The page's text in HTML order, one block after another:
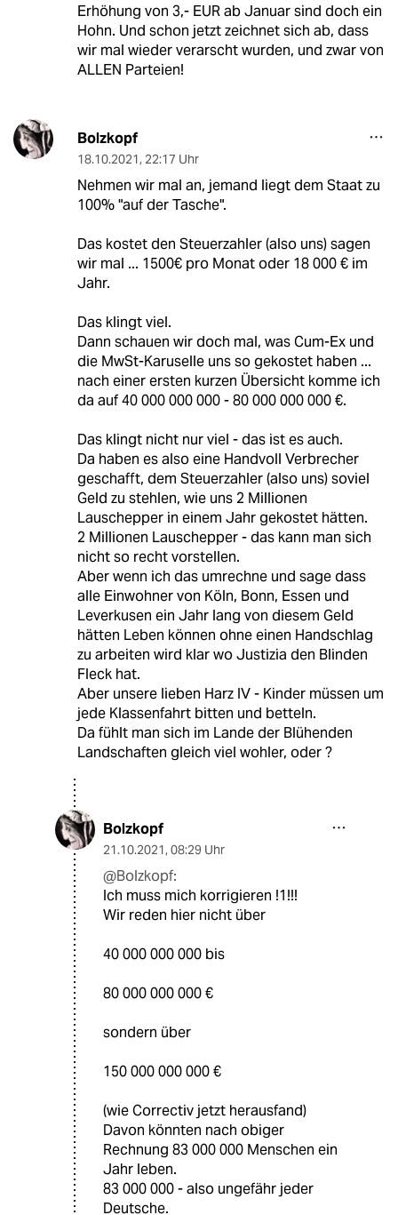
Erhöhung von 3,- EUR ab Januar sind doch ein
Hohn. Und schon jetzt zeichnet sich ab, dass
wir mal wieder verarscht wurden, und zwar von
ALLEN Parteien!
Bolzkopf
18.10.2021, 22:17 Uhr
Nehmen wir mal an, jemand liegt dem Staat zu
100% "auf der Tasche".
Das kostet den Steuerzahler (also uns) sagen
wir mal ... 1500€ pro Monat oder 18 000 € im
Jahr.
Das klingt viel.
Dann schauen wir doch mal, was Cum-Ex und
die MwSt-Karuselle uns so gekostet haben ...
nach einer ersten kurzen Übersicht komme ich
da auf 40 000 000 000 - 80 000 000 000 €.
Das klingt nicht nur viel - das ist es auch.
Da haben es also eine Handvoll Verbrecher
geschafft, dem Steuerzahler (also uns) soviel
Geld zu stehlen, wie uns 2 Millionen
Lauschepper in einem Jahr gekostet hätten.
2 Millionen Lauschepper - das kann man sich
nicht so recht vorstellen.
Aber wenn ich das umrechne und sage dass
alle Einwohner von Köln, Bonn, Essen und
Leverkusen ein Jahr lang von diesem Geld
hätten Leben können ohne einen Handschlag
zu arbeiten wird klar wo Justizia den Blinden
Fleck hat.
Aber unsere lieben Harz IV - Kinder müssen um
jede Klassenfahrt bitten und betteln.
Da fühlt man sich im Lande der Blühenden
Landschaften gleich viel wohler, oder ?
Bolzkopf
21.10.2021, 08:29 Uhr
@Bolzkopf:
Ich muss mich korrigieren !1!!!
Wir reden hier nicht über
40 000 000 000 bis
80 000 000 000 €
sondern über
150 000 000 000 €
(wie Correctiv jetzt herausfand)
Davon könnten nach obiger
Rechnung 83 000 000 Menschen ein
Jahr leben.
83 000 000 - also ungefähr jeder
Deutsche.